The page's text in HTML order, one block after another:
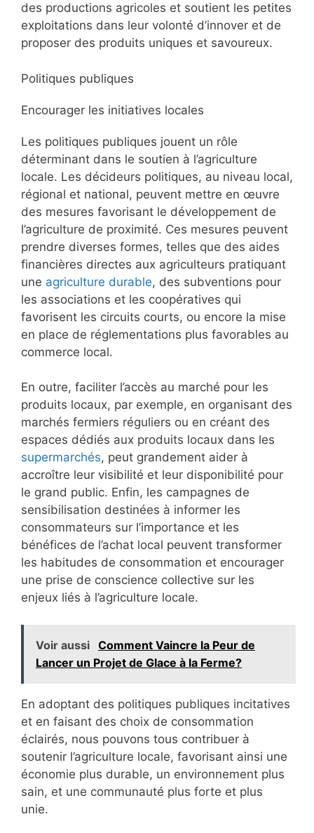
des productions agricoles et soutient les petites
exploitations dans leur volonté d’innover et de
proposer des produits uniques et savoureux.
Politiques publiques
Encourager les initiatives locales
Les politiques publiques jouent un rôle
déterminant dans le soutien à l’agriculture
locale. Les décideurs politiques, au niveau local,
régional et national, peuvent mettre en œuvre
des mesures favorisant le développement de
l’agriculture de proximité. Ces mesures peuvent
prendre diverses formes, telles que des aides
financières directes aux agriculteurs pratiquant
une agriculture durable, des subventions pour
les associations et les coopératives qui
favorisent les circuits courts, ou encore la mise
en place de réglementations plus favorables au
commerce local.
En outre, faciliter l’accès au marché pour les
produits locaux, par exemple, en organisant des
marchés fermiers réguliers ou en créant des
espaces dédiés aux produits locaux dans les
supermarchés, peut grandement aider à
accroître leur visibilité et leur disponibilité pour
le grand public. Enfin, les campagnes de
sensibilisation destinées à informer les
consommateurs sur l’importance et les
bénéfices de l’achat local peuvent transformer
les habitudes de consommation et encourager
une prise de conscience collective sur les
enjeux liés à l’agriculture locale.
Voir aussi Comment Vaincre la Peur de
Lancer un Projet de Glace à la Ferme?
En adoptant des politiques publiques incitatives
et en faisant des choix de consommation
éclairés, nous pouvons tous contribuer à
soutenir l’agriculture locale, favorisant ainsi une
économie plus durable, un environnement plus
sain, et une communauté plus forte et plus
unie.